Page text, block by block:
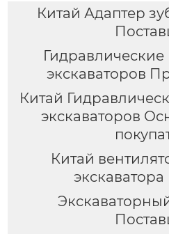
Китай Адаптер
экскаваторов
Китай
экскаваторов
Китай